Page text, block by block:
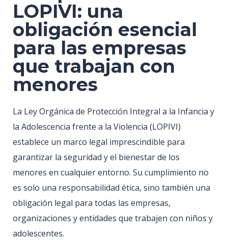
LOPIVI: una
obligación esencial
para las empresas
que trabajan con
menores
La Ley Orgánica de Protección Integral a la Infancia y
la Adolescencia frente a la Violencia (LOPIVI)
establece un marco legal imprescindible para
garantizar la seguridad y el bienestar de los
menores en cualquier entorno. Su cumplimiento no
es solo una responsabilidad ética, sino también una
obligación legal para todas las empresas,
organizaciones y entidades que trabajen con niños y
adolescentes.